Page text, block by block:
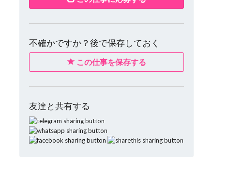
不確かですか？後で保存しておく
この仕事を保存する
友達と共有する